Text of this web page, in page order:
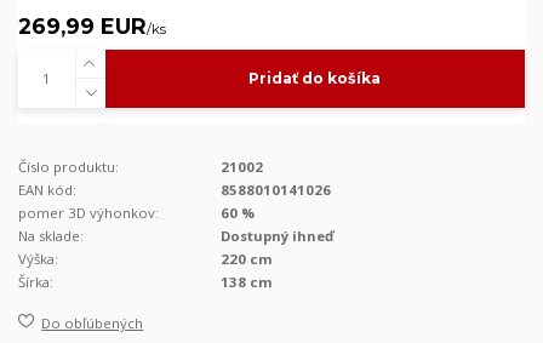
269,99 EUR/ks
Pridať do košíka
Číslo produktu:
21002
EAN kód:
8588010141026
pomer 3D výhonkov:
60 %
Na sklade:
Dostupný ihneď
Výška:
220 cm
Šírka:
138 cm
Do obľúbených